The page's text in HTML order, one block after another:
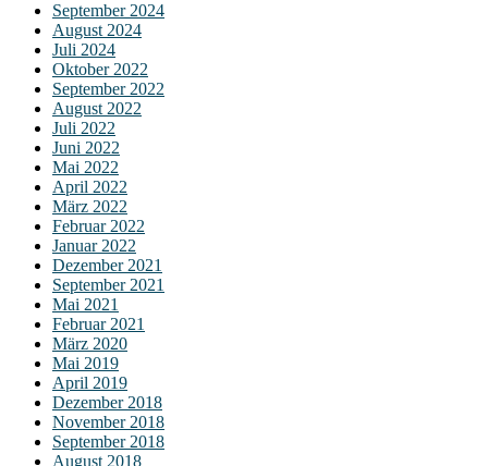
September 2024
August 2024
Juli 2024
Oktober 2022
September 2022
August 2022
Juli 2022
Juni 2022
Mai 2022
April 2022
März 2022
Februar 2022
Januar 2022
Dezember 2021
September 2021
Mai 2021
Februar 2021
März 2020
Mai 2019
April 2019
Dezember 2018
November 2018
September 2018
August 2018